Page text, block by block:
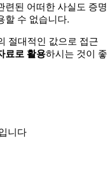
련된 어떠한 사실도 증명
할 수 없습니다.
절대적인 값으로 접근
료로 활용하시는 것이 좋
니다